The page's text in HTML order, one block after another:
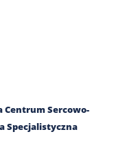
Centrum Sercowo-
Specjalistyczna